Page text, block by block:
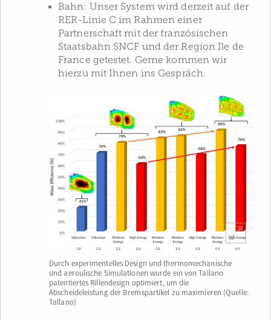
Bahn: Unser System wird derzeit auf der
RER-Linie C im Rahmen einer
Partnerschaft mit der französischen
Staatsbahn SNCF und der Region Ile de
France getestet. Gerne kommen wir
hierzu mit Ihnen ins Gespräch.
Durch experimentelles Design und thermomechanische
und aeroulische Simulationen wurde ein von Tallano
patentiertes Rillendesign optimiert, um die
Abscheideleistung der Bremspartikel zu maximieren (Quelle:
Tallano)